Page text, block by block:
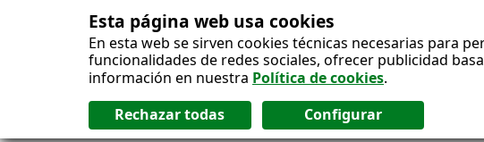
Esta página web usa cookies
En esta web se sirven cookies técnicas necesarias para
funcionalidades de redes sociales, ofrecer publicidad
información en nuestra Política de cookies.